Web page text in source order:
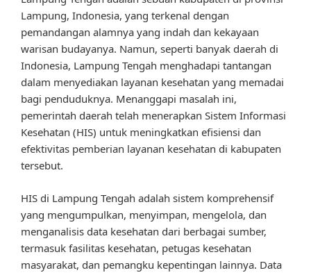
Lampung, Indonesia, yang terkenal dengan
pemandangan alamnya yang indah dan kekayaan
warisan budayanya. Namun, seperti banyak daerah di
Indonesia, Lampung Tengah menghadapi tantangan
dalam menyediakan layanan kesehatan yang memadai
bagi penduduknya. Menanggapi masalah ini,
pemerintah daerah telah menerapkan Sistem Informasi
Kesehatan (HIS) untuk meningkatkan efisiensi dan
efektivitas pemberian layanan kesehatan di kabupaten
tersebut.
HIS di Lampung Tengah adalah sistem komprehensif
yang mengumpulkan, menyimpan, mengelola, dan
menganalisis data kesehatan dari berbagai sumber,
termasuk fasilitas kesehatan, petugas kesehatan
masyarakat, dan pemangku kepentingan lainnya. Data